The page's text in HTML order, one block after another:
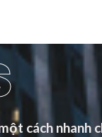
cách nhanh